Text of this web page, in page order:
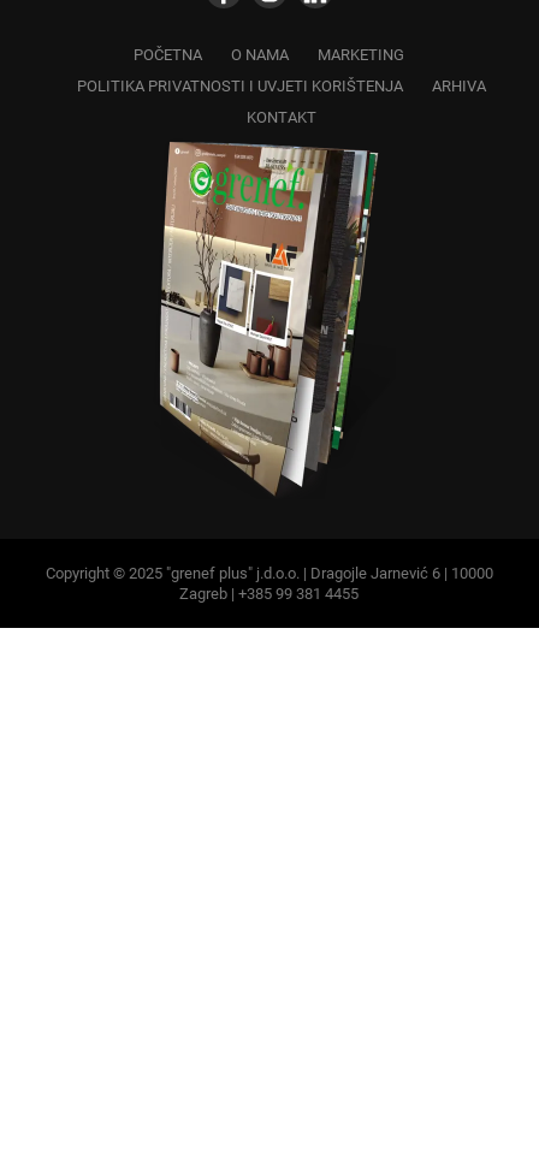
POČETNA O NAMA
MARKETING
POLITIKA PRIVATNOSTI I UVJETI KORIŠTENJA
ARHIVA
KONTAKT
Copyright © 2025 "grenef plus" j.d.o.o. | Dragojle Jarnević 6 | 10000
Zagreb | +385 99 381 4455